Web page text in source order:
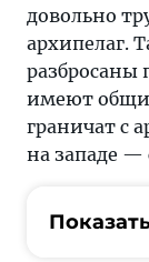
довольно
архипелаг.
разбросаны
имеют
граничат с
на западе —